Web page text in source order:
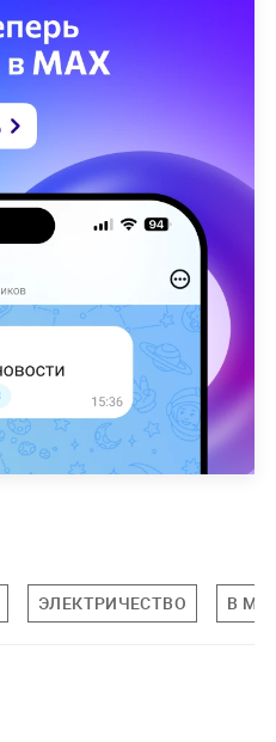
ЭЛЕКТРИЧЕСТВО В